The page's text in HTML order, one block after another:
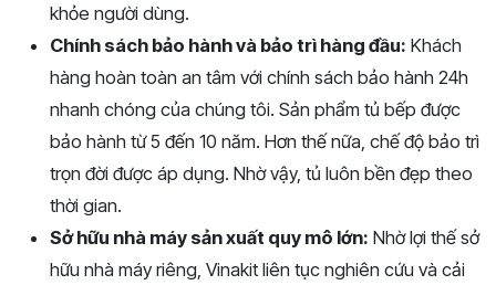
khỏe người dùng.
Chính sách bảo hành và bảo trì hàng đầu: Khách
hàng hoàn toàn an tâm với chính sách bảo hành 24h
nhanh chóng của chúng tôi. Sản phẩm tủ bếp được
bảo hành từ 5 đến 10 năm. Hơn thế nữa, chế độ bảo trì
trọn đời được áp dụng. Nhờ vậy, tủ luôn bền đẹp theo
thời gian.
Sở hữu nhà máy sản xuất quy mô lớn: Nhờ lợi thế sở
hữu nhà máy riêng, Vinakit liên tục nghiên cứu và cải